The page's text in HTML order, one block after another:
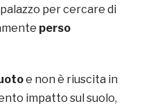
per cercare di
perso
e non è riuscita in
impatto sul suolo,